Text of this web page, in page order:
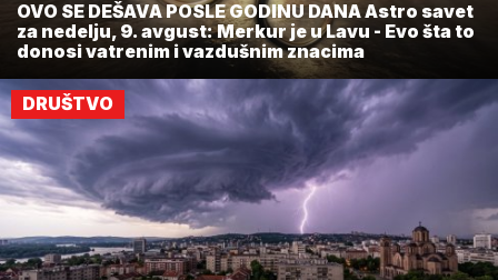
OVO SE DEŠAVA POSLE GODINU DANA Astro savet
za nedelju, 9. avgust: Merkur je u Lavu - Evo šta to
donosi vatrenim i vazdušnim znacima
DRUŠTVO